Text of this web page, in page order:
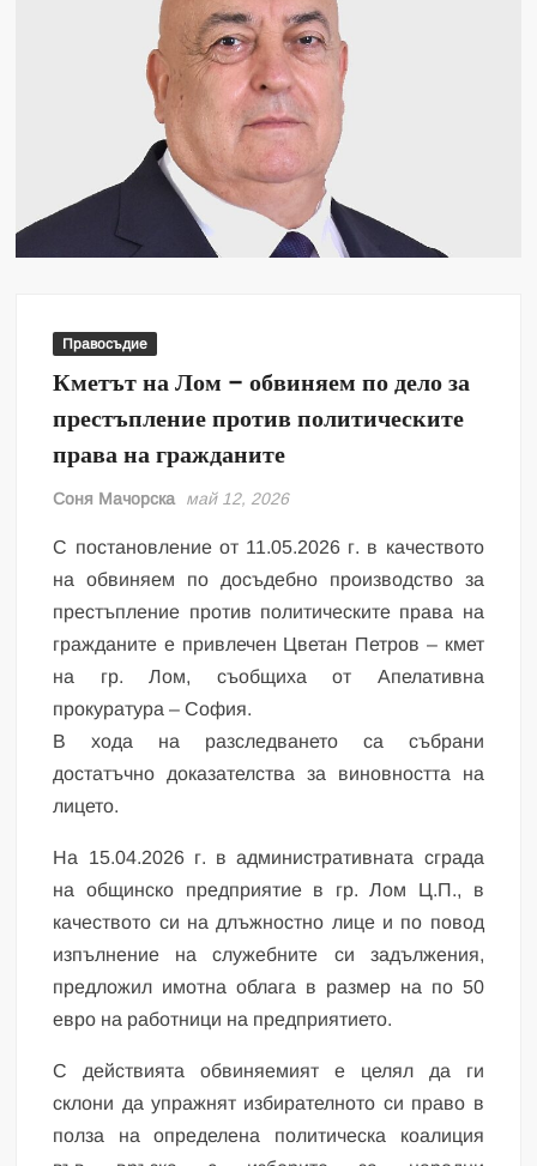
Правосъдие
Кметът на Лом – обвиняем по дело за
престъпление против политическите
права на гражданите
Соня Мачорска май 12, 2026
С постановление от 11.05.2026 г. в качеството
на обвиняем по досъдебно производство за
престъпление против политическите права на
гражданите е привлечен Цветан Петров – кмет
на гр. Лом, съобщиха от Апелативна
прокуратура – София.
В хода на разследването са събрани
достатъчно доказателства за виновността на
лицето.
На 15.04.2026 г. в административната сграда
на общинско предприятие в гр. Лом Ц.П., в
качеството си на длъжностно лице и по повод
изпълнение на служебните си задължения,
предложил имотна облага в размер на по 50
евро на работници на предприятието.
С действията обвиняемият е целял да ги
склони да упражнят избирателното си право в
полза на определена политическа коалиция